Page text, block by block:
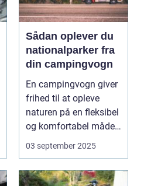
Sådan oplever du
nationalparker fra
din campingvogn
En campingvogn giver
frihed til at opleve
naturen på en fleksibel
og komfortabel måde.
N...
03 september 2025